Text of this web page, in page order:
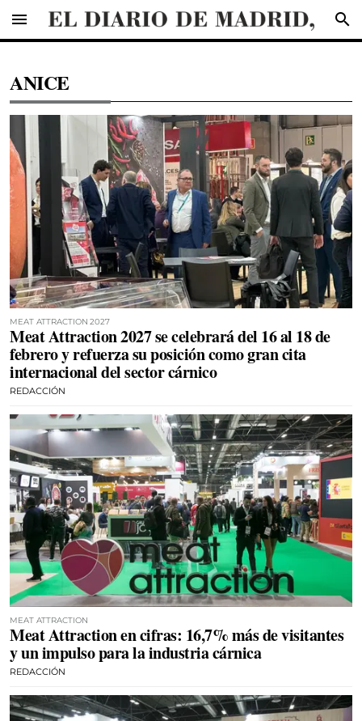
menu search
ANICE
MEAT ATTRACTION 2027
Meat Attraction 2027 se celebrará del 16 al 18 de
febrero y refuerza su posición como gran cita
internacional del sector cárnico
REDACCIÓN
MEAT ATTRACTION
Meat Attraction en cifras: 16,7% más de visitantes
y un impulso para la industria cárnica
REDACCIÓN